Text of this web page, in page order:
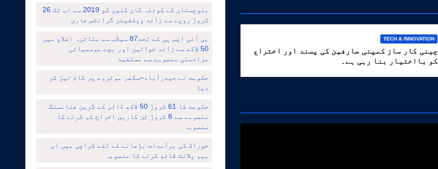
TECH & INNOVATION
چینی کار ساز کمپنی صارفین کی پسند اور اختراع
کو بااختیار بنا رہی ہے۔
بلوچستان کے کوئلہ کان کنوں کو 2019 سے اب تک 26
کروڑ روپے سے زائد ویلفیئر گرانٹس جاری
بی آئی ایس پی کے تحت87 سیلاب سے متاثرہ اضلاع میں
50 لاکھ سے زائد خواتین اور بچے موسمیاتی
مزاحمتی منصوبے سے مستفید
حکومت نے حیدرآباد–سکھر موٹروے پر کام تیز کر
دیا
حکومت کا 61 کروڑ 50 لاکھ ڈالر کے گرین فنانسنگ
منصوبے سے 8 کروڑ ٹن کاربن اخراج کم کرنے کا
منصوبہ
خوراک کی برآمدات بڑھانے کے لئے کراچی میں ای
بیم پلانٹ قائم کرنے کا منصوبہ